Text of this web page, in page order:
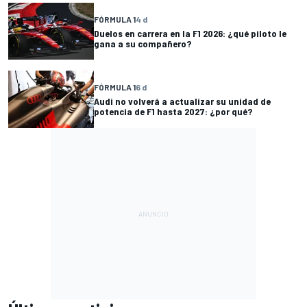
FÓRMULA 14 d
Duelos en carrera en la F1 2026: ¿qué piloto le
gana a su compañero?
FÓRMULA 16 d
Audi no volverá a actualizar su unidad de
potencia de F1 hasta 2027: ¿por qué?